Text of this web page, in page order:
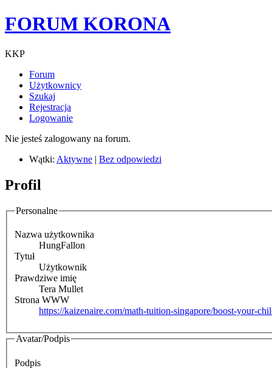
FORUM KORONA
KKP
Forum
Użytkownicy
Szukaj
Rejestracja
Logowanie
Nie jesteś zalogowany na forum.
Wątki: Aktywne | Bez odpowiedzi
Profil
Personalne
Nazwa użytkownika
HungFallon
Tytuł
Użytkownik
Prawdziwe imię
Tera Mullet
Strona WWW
https://kaizenaire.com/math-tuition-singapore/boost-your-
Avatar/Podpis
Podpis